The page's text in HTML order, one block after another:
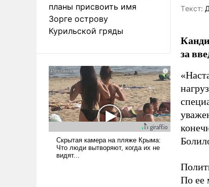
планы присвоить имя
Зорге острову
Курильской гряды
Tекст:
за
По ее